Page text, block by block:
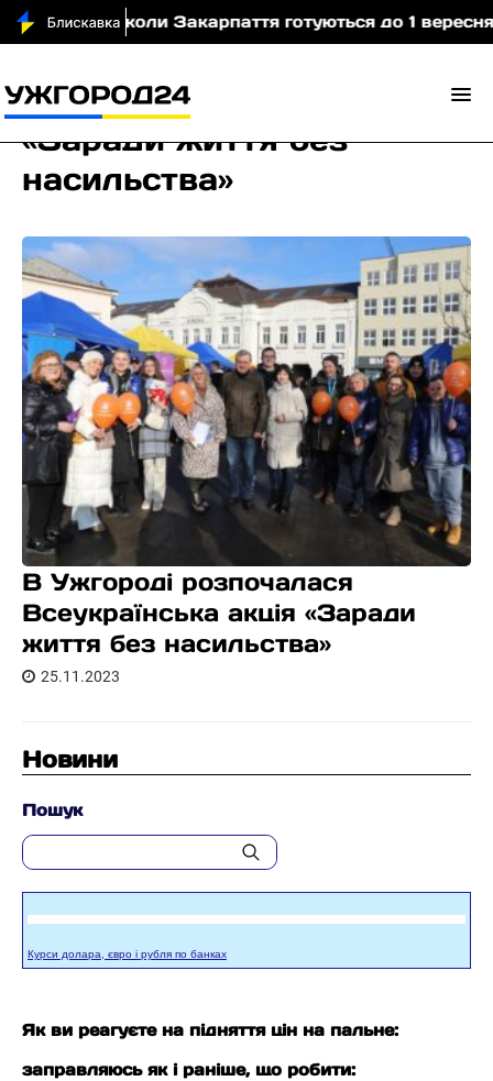
Школи Закарпаття готуються до 1 вересня:
«Заради життя без
насильства»
В Ужгороді розпочалася
Всеукраїнська акція «Заради
життя без насильства»
25.11.2023
Новини
Пошук
Курси долара, євро і рубля по банках
Як ви реагуєте на підняття цін на пальне:
заправляюсь як і раніше, що робити: